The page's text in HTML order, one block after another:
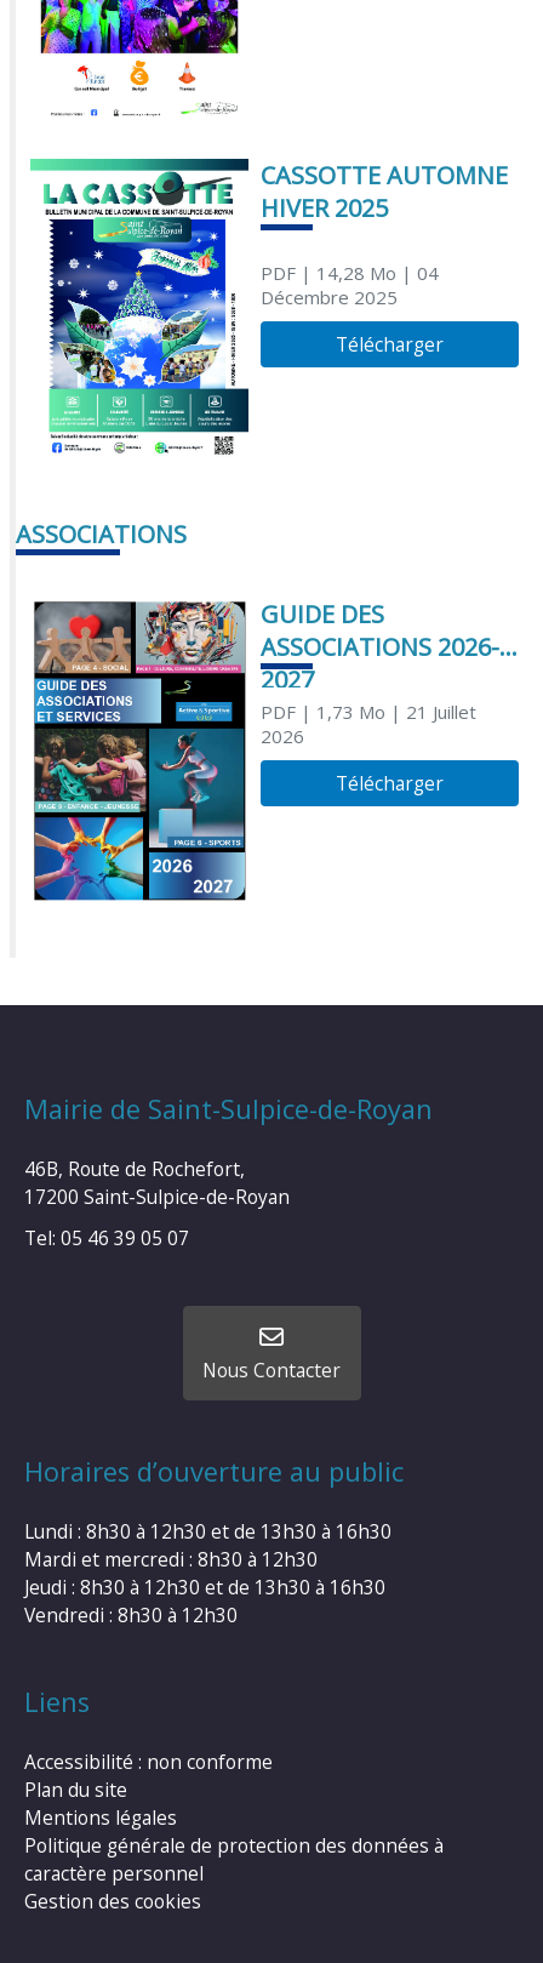
CASSOTTE AUTOMNE
HIVER 2025
PDF| 14,28 Mo | 04
Décembre 2025
Télécharger
ASSOCIATIONS
GUIDE DES
ASSOCIATIONS 2026-
2027
PDF| 1,73 Mo | 21 Juillet
2026
Télécharger
Mairie de Saint-Sulpice-de-Royan
46B, Route de Rochefort,
17200 Saint-Sulpice-de-Royan
Tel: 05 46 39 05 07
Nous Contacter
Horaires d’ouverture au public
Lundi : 8h30 à 12h30 et de 13h30 à 16h30
Mardi et mercredi : 8h30 à 12h30
Jeudi : 8h30 à 12h30 et de 13h30 à 16h30
Vendredi : 8h30 à 12h30
Liens
Accessibilité : non conforme
Plan du site
Mentions légales
Politique générale de protection des données à
caractère personnel
Gestion des cookies